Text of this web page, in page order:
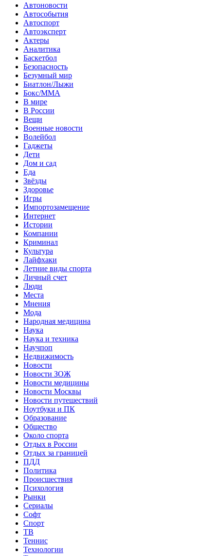
Автоновости
Автособытия
Автоспорт
Автоэксперт
Актеры
Аналитика
Баскетбол
Безопасность
Безумный мир
Биатлон/Лыжи
Бокс/MMA
В мире
В России
Вещи
Военные новости
Волейбол
Гаджеты
Дети
Дом и сад
Еда
Звёзды
Здоровье
Игры
Импортозамещение
Интернет
Истории
Компании
Криминал
Культура
Лайфхаки
Летние виды спорта
Личный счет
Люди
Места
Мнения
Мода
Народная медицина
Наука
Наука и техника
Научпоп
Недвижимость
Новости
Новости ЗОЖ
Новости медицины
Новости Москвы
Новости путешествий
Ноутбуки и ПК
Образование
Общество
Около спорта
Отдых в России
Отдых за границей
ПДД
Политика
Происшествия
Психология
Рынки
Сериалы
Софт
Спорт
ТВ
Теннис
Технологии